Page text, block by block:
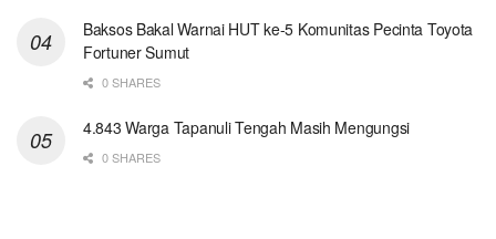
Baksos Bakal Warnai HUT ke-5 Komunitas Pecinta Toyota
Fortuner Sumut
0 SHARES
4.843 Warga Tapanuli Tengah Masih Mengungsi
0 SHARES